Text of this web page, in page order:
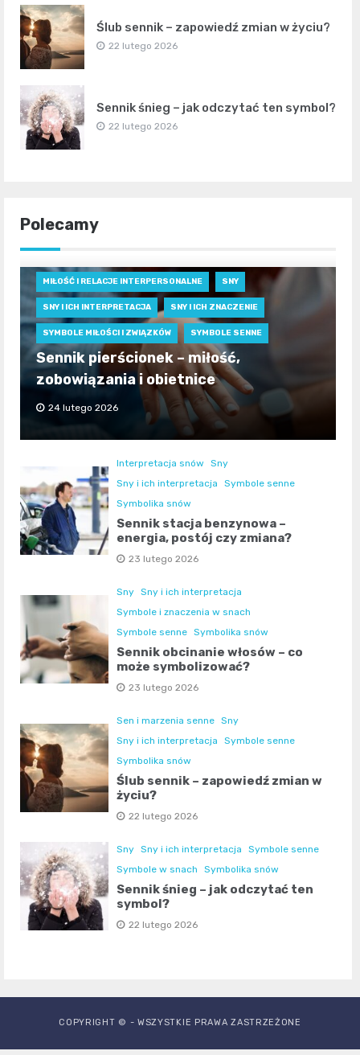
Ślub sennik – zapowiedź zmian w życiu?
22 lutego 2026
Sennik śnieg – jak odczytać ten symbol?
22 lutego 2026
Polecamy
MIŁOŚĆ I RELACJE INTERPERSONALNE SNY
SNY I ICH INTERPRETACJA SNY I ICH ZNACZENIE
SYMBOLE MIŁOŚCI I ZWIĄZKÓW SYMBOLE SENNE
Sennik pierścionek – miłość,
zobowiązania i obietnice
24 lutego 2026
Interpretacja snów
Sny
Sny i ich interpretacja
Symbole senne
Symbolika snów
Sennik stacja benzynowa –
energia, postój czy zmiana?
23 lutego 2026
Sny Sny i ich interpretacja
Symbole i znaczenia w snach
Symbole senne Symbolika snów
Sennik obcinanie włosów – co
może symbolizować?
23 lutego 2026
Sen i marzenia senne Sny
Sny i ich interpretacja
Symbole senne
Symbolika snów
Ślub sennik – zapowiedź zmian w
życiu?
22 lutego 2026
Sny Sny i ich interpretacja
Symbole senne
Symbole w snach
Symbolika snów
Sennik śnieg – jak odczytać ten
symbol?
22 lutego 2026
COPYRIGHT © - WSZYSTKIE PRAWA ZASTRZEŻONE